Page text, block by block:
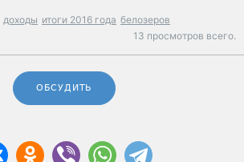
доходы итоги 2016 года белозеров
13 просмотров всего.
ОБСУДИТЬ